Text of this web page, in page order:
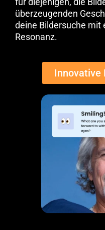
überzeugenden
deine Bildersuche mit
Resonanz.
Innovative